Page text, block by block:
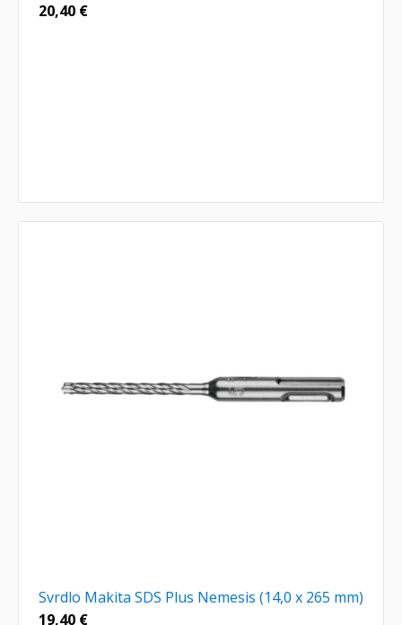
20,40 €
Svrdlo Makita SDS Plus Nemesis (14,0 x 265 mm)
19,40 €